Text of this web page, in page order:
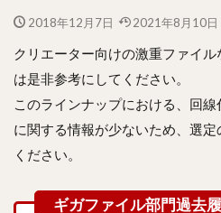
2018年12月7日 2021年8月10日
クリエーター向けの激重ファイ
は是非参考にしてください。
このラインナップにおける、回
に関する情報が少ないため、選
ください。